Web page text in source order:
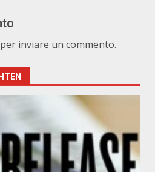
per inviare un commento.